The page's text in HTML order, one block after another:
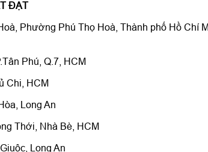
ĐẠT
Phường Phú Thọ Hoà, Thành phố Hồ Chí
Phú, Q.7, HCM
Chi, HCM
Long An
Thới, Nhà Bè, HCM
Long An